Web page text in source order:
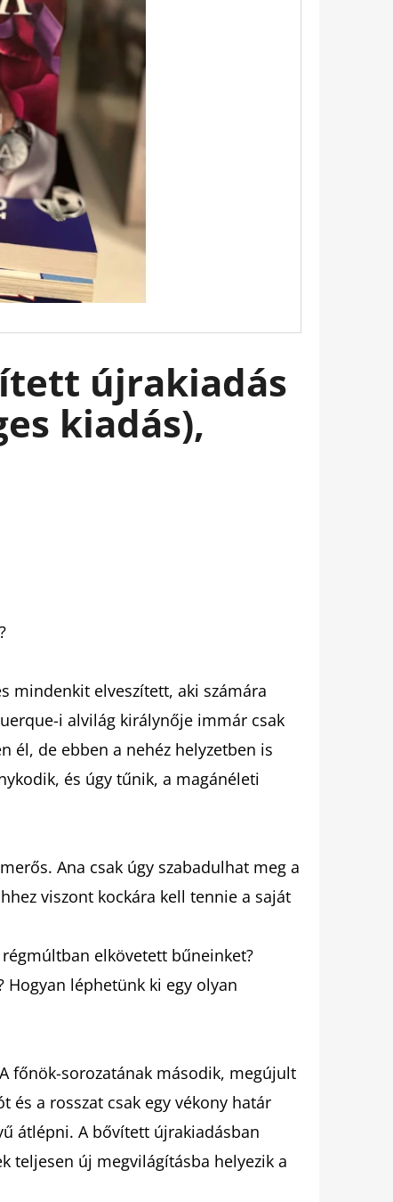
újrakiadás
kiadás),
mindenkit elveszített, aki számára
i alvilág királynője immár csak
él, de ebben a nehéz helyzetben is
és úgy tűnik, a magánéleti
Ana csak úgy szabadulhat meg a
viszont kockára kell tennie a saját
elkövetett bűneinket?
Hogyan léphetünk ki egy olyan
főnök-sorozatának második, megújult
és a rosszat csak egy vékony határ
átlépni. A bővített újrakiadásban
teljesen új megvilágításba helyezik a
ÁDÁM-